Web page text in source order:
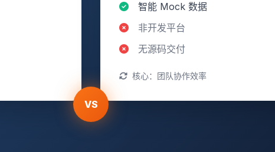
智能 Mock 数据
非开发平台
无源码交付
核心：团队协作效率
VS